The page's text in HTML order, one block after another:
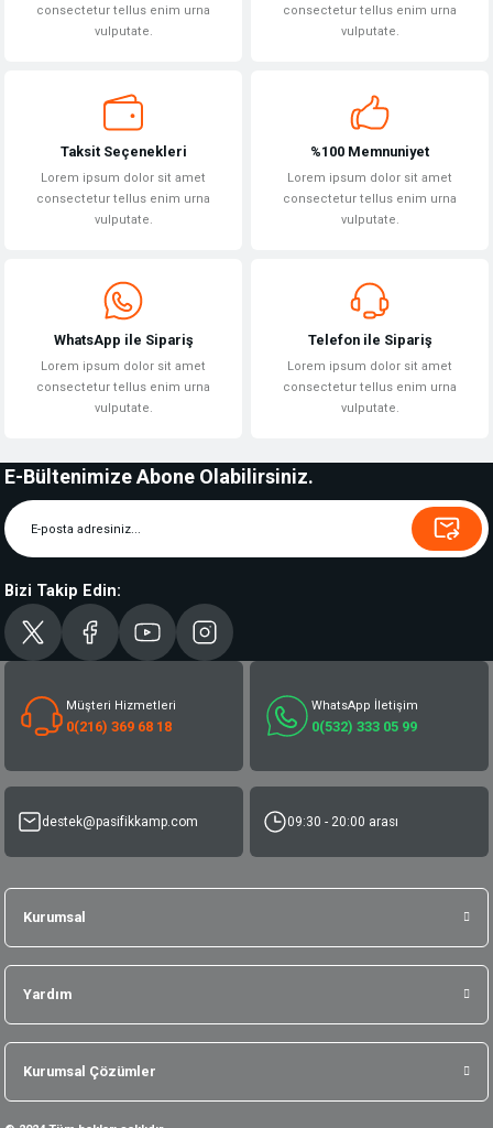
consectetur tellus enim urna
vulputate.
consectetur tellus enim urna
vulputate.
Taksit Seçenekleri
Lorem ipsum dolor sit amet
consectetur tellus enim urna
vulputate.
%100 Memnuniyet
Lorem ipsum dolor sit amet
consectetur tellus enim urna
vulputate.
WhatsApp ile Sipariş
Lorem ipsum dolor sit amet
consectetur tellus enim urna
vulputate.
Telefon ile Sipariş
Lorem ipsum dolor sit amet
consectetur tellus enim urna
vulputate.
E-Bültenimize Abone Olabilirsiniz.
Bizi Takip Edin:
Müşteri Hizmetleri
0(216) 369 68 18
WhatsApp İletişim
0(532) 333 05 99
destek@pasifikkamp.com 09:30 - 20:00 arası
Kurumsal
Yardım
Kurumsal Çözümler